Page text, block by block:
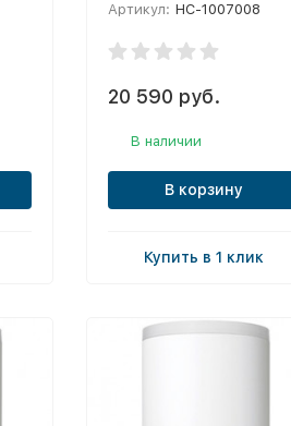
Артикул: НС-1007008
20 590 руб.
В наличии
В корзину
Купить в 1 клик